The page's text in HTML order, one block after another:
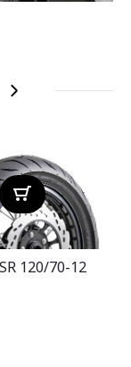
›
120/70-12